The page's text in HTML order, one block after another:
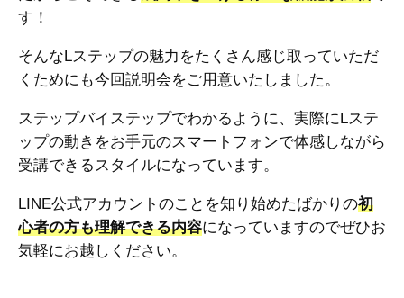
す！
そんなLステップの魅力をたくさん感じ取っていただ
くためにも今回説明会をご用意いたしました。
ステップバイステップでわかるように、実際にLステ
ップの動きをお手元のスマートフォンで体感しながら
受講できるスタイルになっています。
LINE公式アカウントのことを知り始めたばかりの初
心者の方も理解できる内容になっていますのでぜひお
気軽にお越しください。